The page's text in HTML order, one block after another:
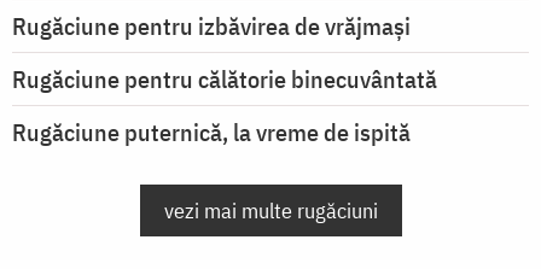
Rugăciune pentru izbăvirea de vrăjmași
Rugăciune pentru călătorie binecuvântată
Rugăciune puternică, la vreme de ispită
vezi mai multe rugăciuni